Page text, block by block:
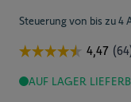
Steuerung von bis zu 4
AUF LAGER